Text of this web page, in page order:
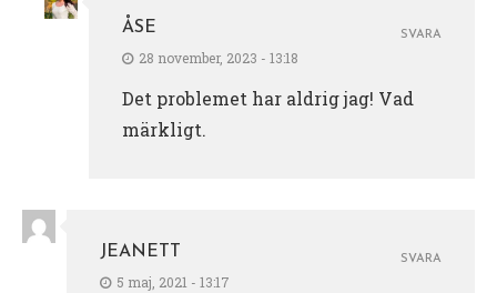
ÅSE
28 november, 2023 - 13:18
Det problemet har aldrig jag! Vad
märkligt.
SVARA
JEANETT
5 maj, 2021 - 13:17
SVARA